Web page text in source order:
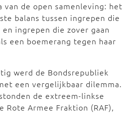
van de open samenleving: het
balans tussen ingrepen die
en ingrepen die zover gaan
een boemerang tegen haar
werd de Bondsrepubliek
een vergelijkbaar dilemma.
de extreem-linkse
Rote Armee Fraktion (RAF),